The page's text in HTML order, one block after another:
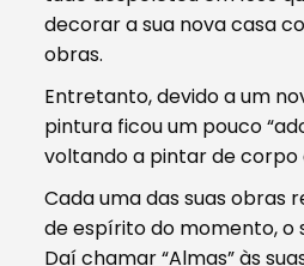
decorar a sua nova casa
obras.
Entretanto, devido a um
pintura ficou um pouco
voltando a pintar de corpo
Cada uma das suas obras
de espírito do momento, o
Daí chamar “Almas” às